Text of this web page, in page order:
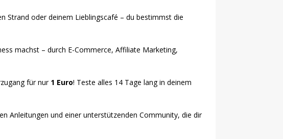
Strand oder deinem Lieblingscafé – du bestimmst die
machst – durch E-Commerce, Affiliate Marketing,
für nur 1 Euro! Teste alles 14 Tage lang in deinem
Anleitungen und einer unterstützenden Community, die dir